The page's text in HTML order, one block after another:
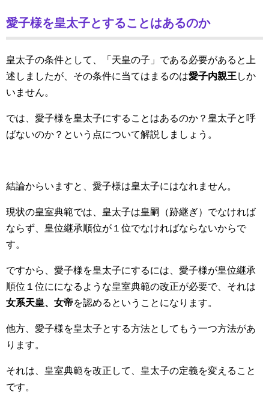
愛子様を皇太子とすることはあるのか
皇太子の条件として、「天皇の子」である必要があると上
述しましたが、その条件に当てはまるのは愛子内親王しか
いません。
では、愛子様を皇太子にすることはあるのか？皇太子と呼
ばないのか？という点について解説しましょう。
結論からいますと、愛子様は皇太子にはなれません。
現状の皇室典範では、皇太子は皇嗣（跡継ぎ）でなければ
ならず、皇位継承順位が１位でなければならないからで
す。
ですから、愛子様を皇太子にするには、愛子様が皇位継承
順位１位にになるような皇室典範の改正が必要で、それは
女系天皇、女帝を認めるということになります。
他方、愛子様を皇太子とする方法としてもう一つ方法があ
ります。
それは、皇室典範を改正して、皇太子の定義を変えること
です。